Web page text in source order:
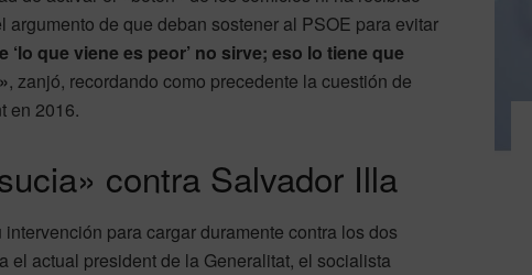
de que deban sostener al PSOE para evitar
‘lo que viene es peor’ no sirve; eso lo tiene que
, zanjó, recordando como precedente la cuestión de
en 2016.
contra Salvador Illa
para cargar duramente contra los dos
el actual president de la Generalitat, el socialista